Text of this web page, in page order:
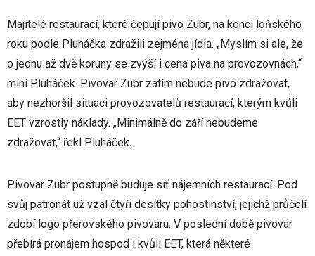
Majitelé restaurací, které čepují pivo Zubr, na konci loňského
roku podle Pluháčka zdražili zejména jídla. „Myslím si ale, že
o jednu až dvě koruny se zvýší i cena piva na provozovnách,“
míní Pluháček. Pivovar Zubr zatím nebude pivo zdražovat,
aby nezhoršil situaci provozovatelů restaurací, kterým kvůli
EET vzrostly náklady. „Minimálně do září nebudeme
zdražovat,“ řekl Pluháček.
Pivovar Zubr postupně buduje síť nájemních restaurací. Pod
svůj patronát už vzal čtyři desítky pohostinství, jejichž průčelí
zdobí logo přerovského pivovaru. V poslední době pivovar
přebírá pronájem hospod i kvůli EET, která některé